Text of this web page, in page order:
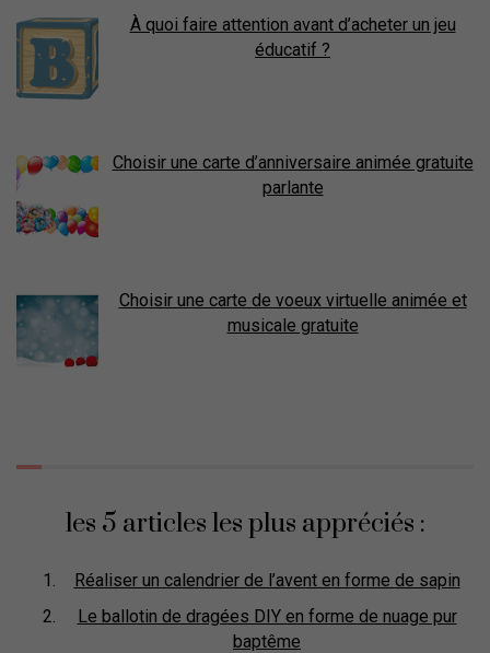
À quoi faire attention avant d’acheter un jeu
éducatif ?
Choisir une carte d’anniversaire animée gratuite
parlante
Choisir une carte de voeux virtuelle animée et
musicale gratuite
les 5 articles les plus appréciés :
Réaliser un calendrier de l’avent en forme de sapin
Le ballotin de dragées DIY en forme de nuage pur
baptême